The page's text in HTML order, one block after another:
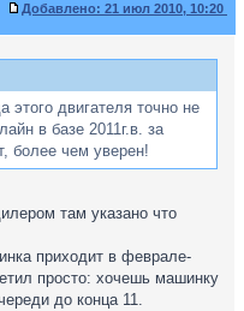
Добавлено: 21 июл 2010, 10:20
этого двигателя точно не
в базе 2011г.в. за
более чем уверен!
там указано что
приходит в феврале-
просто: хочешь машинку
до конца 11.